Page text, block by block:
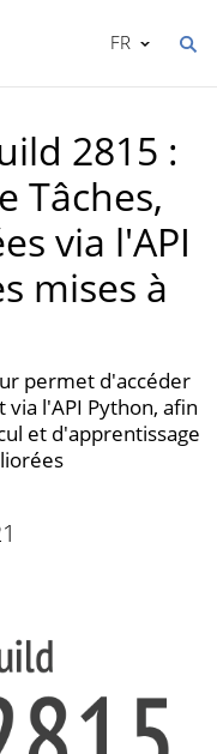
FR
2815 :
Tâches,
via l'API
mises à
permet d'accéder
l'API Python, afin
et d'apprentissage